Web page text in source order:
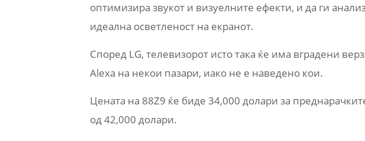
оптимизира звукот и визуелните ефекти, и да ги
идеална осветленост на екранот.
Според LG, телевизорот исто така ќе има вградени
Alexa на некои пазари, иако не е наведено кои.
Цената на 88Z9 ќе биде 34,000 долари за
од 42,000 долари.